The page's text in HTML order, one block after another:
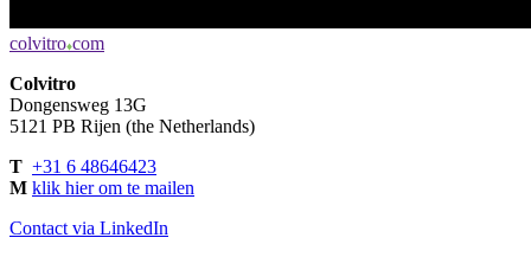
colvitro♦com
Colvitro
Dongensweg 13G
5121 PB Rijen (the Netherlands)
T +31 6 48646423
M klik hier om te mailen
Contact via LinkedIn